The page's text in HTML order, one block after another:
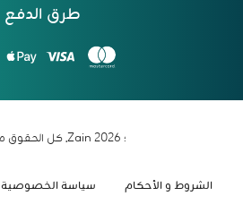
طرق الدفع
؛ 2026 Zain. كل الحقوق محفوظة.
الشروط و الأحكام سياسة الخصوصية